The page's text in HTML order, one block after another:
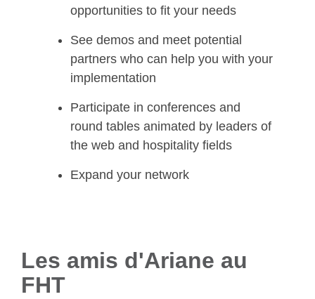
opportunities to fit your needs
See demos and meet potential
partners who can help you with your
implementation
Participate in conferences and
round tables animated by leaders of
the web and hospitality fields
Expand your network
Les amis d'Ariane au
FHT